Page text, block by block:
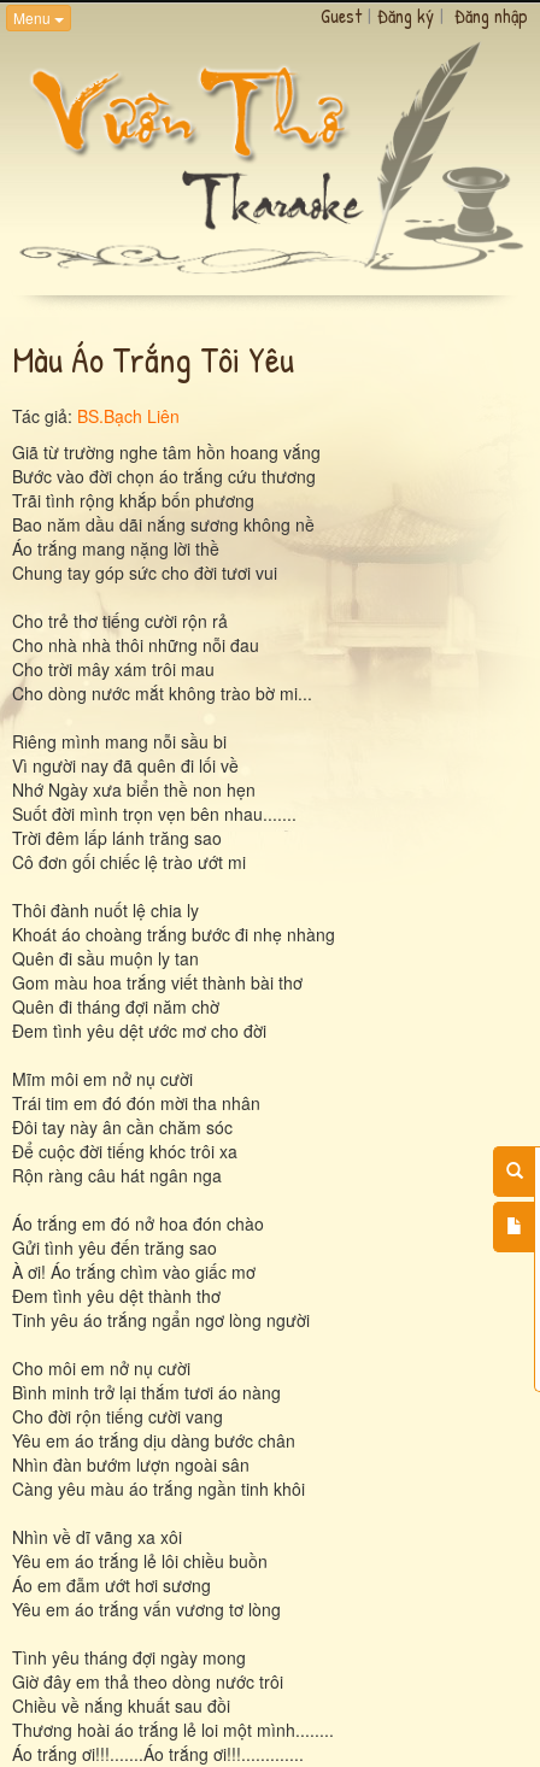
Menu Guest | Đăng ký | Đăng nhập
Màu Áo Trắng Tôi Yêu
Tác giả: BS.Bạch Liên
Giã từ trường nghe tâm hồn hoang vắng
Bước vào đời chọn áo trắng cứu thương
Trãi tình rộng khắp bốn phương
Bao năm dầu dãi nắng sương không nề
Áo trắng mang nặng lời thề
Chung tay góp sức cho đời tươi vui
Cho trẻ thơ tiếng cười rộn rả
Cho nhà nhà thôi những nỗi đau
Cho trời mây xám trôi mau
Cho dòng nước mắt không trào bờ mi...
Riêng mình mang nỗi sầu bi
Vì người nay đã quên đi lối về
Nhớ Ngày xưa biển thề non hẹn
Suốt đời mình trọn vẹn bên nhau.......
Trời đêm lấp lánh trăng sao
Cô đơn gối chiếc lệ trào ướt mi
Thôi đành nuốt lệ chia ly
Khoát áo choàng trắng bước đi nhẹ nhàng
Quên đi sầu muộn ly tan
Gom màu hoa trắng viết thành bài thơ
Quên đi tháng đợi năm chờ
Đem tình yêu dệt ước mơ cho đời
Mĩm môi em nở nụ cười
Trái tim em đó đón mời tha nhân
Đôi tay này ân cần chăm sóc
Để cuộc đời tiếng khóc trôi xa
Rộn ràng câu hát ngân nga
Áo trắng em đó nở hoa đón chào
Gửi tình yêu đến trăng sao
À ơi! Áo trắng chìm vào giấc mơ
Đem tình yêu dệt thành thơ
Tinh yêu áo trắng ngẩn ngơ lòng người
Cho môi em nở nụ cười
Bình minh trở lại thắm tươi áo nàng
Cho đời rộn tiếng cười vang
Yêu em áo trắng dịu dàng bước chân
Nhìn đàn bướm lượn ngoài sân
Càng yêu màu áo trắng ngần tinh khôi
Nhìn về dĩ vãng xa xôi
Yêu em áo trắng lẻ lôi chiều buồn
Áo em đẫm ướt hơi sương
Yêu em áo trắng vấn vương tơ lòng
Tình yêu tháng đợi ngày mong
Giờ đây em thả theo dòng nước trôi
Chiều về nắng khuất sau đồi
Thương hoài áo trắng lẻ loi một mình........
Áo trắng ơi!!!.......Áo trắng ơi!!!.............